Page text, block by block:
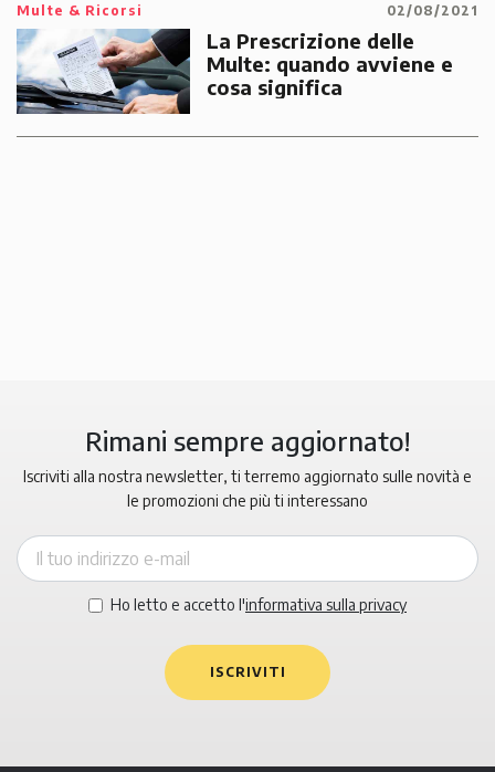
Multe & Ricorsi 02/08/2021
La Prescrizione delle
Multe: quando avviene e
cosa significa
Rimani sempre aggiornato!
Iscriviti alla nostra newsletter, ti terremo aggiornato sulle novità e
le promozioni che più ti interessano
Ho letto e accetto l'informativa sulla privacy
ISCRIVITI